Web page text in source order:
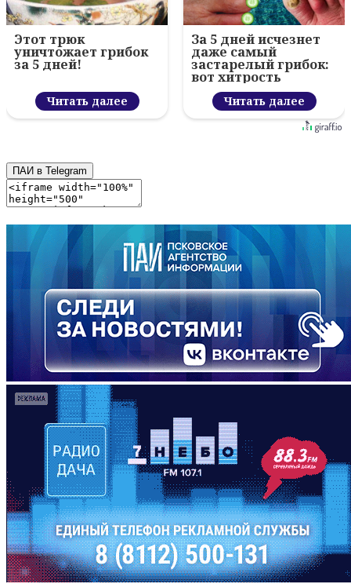
Этот трюк
уничтожает грибок
за 5 дней!
Читать далее
За 5 дней исчезнет
даже самый
застарелый грибок:
вот хитрость
Читать далее
ПАИ в Telegram